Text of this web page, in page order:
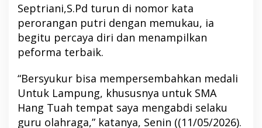
Septriani,S.Pd turun di nomor kata
perorangan putri dengan memukau, ia
begitu percaya diri dan menampilkan
peforma terbaik.
“Bersyukur bisa mempersembahkan medali
Untuk Lampung, khususnya untuk SMA
Hang Tuah tempat saya mengabdi selaku
guru olahraga,” katanya, Senin ((11/05/2026).